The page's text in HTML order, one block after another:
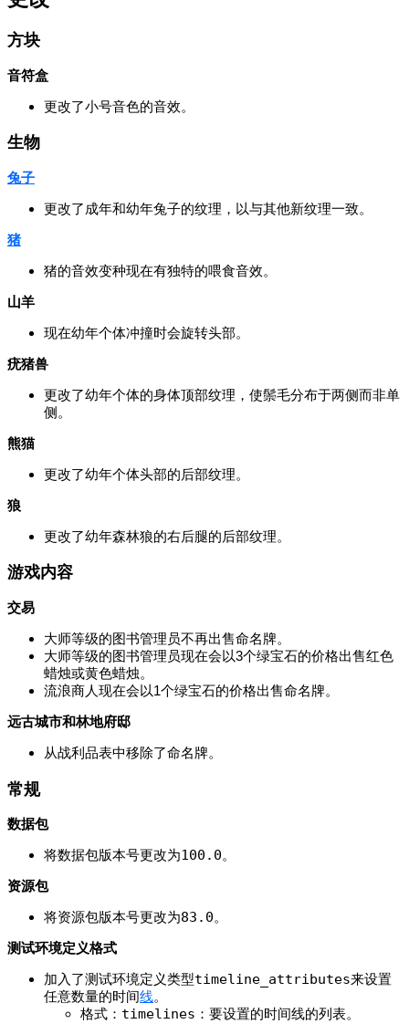
方块
音符盒
更改了小号音色的音效。
生物
兔子
更改了成年和幼年兔子的纹理，以与其他新纹理一致。
猪
猪的音效变种现在有独特的喂食音效。
山羊
现在幼年个体冲撞时会旋转头部。
疣猪兽
更改了幼年个体的身体顶部纹理，使鬃毛分布于两侧而非单
侧。
熊猫
更改了幼年个体头部的后部纹理。
狼
更改了幼年森林狼的右后腿的后部纹理。
游戏内容
交易
大师等级的图书管理员不再出售命名牌。
大师等级的图书管理员现在会以3个绿宝石的价格出售红色
蜡烛或黄色蜡烛。
流浪商人现在会以1个绿宝石的价格出售命名牌。
远古城市和林地府邸
从战利品表中移除了命名牌。
常规
数据包
将数据包版本号更改为100.0。
资源包
将资源包版本号更改为83.0。
测试环境定义格式
加入了测试环境定义类型timeline_attributes来设置
任意数量的时间线。
格式： timelines ：要设置的时间线的列表。